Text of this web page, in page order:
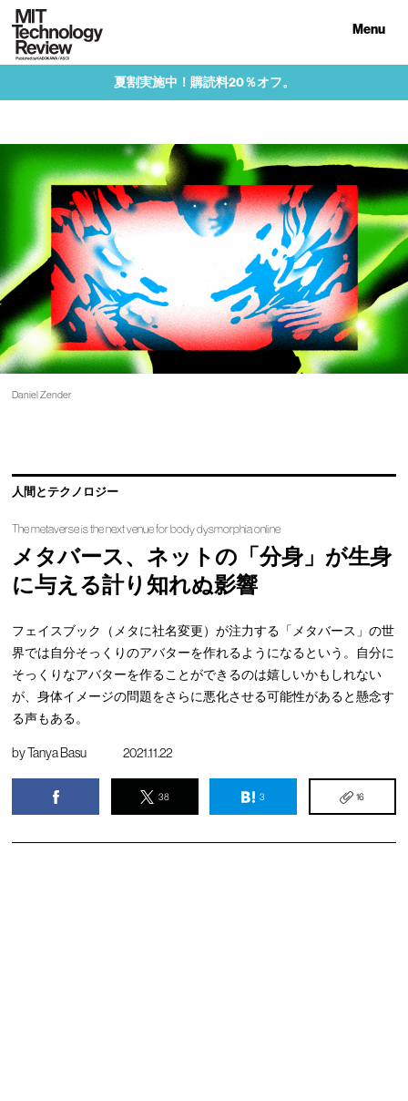
Menu
夏割実施中！購読料20％オフ。
Daniel Zender
人間とテクノロジー
The metaverse is the next venue for body dysmorphia online
メタバース、ネットの「分身」が生身
に与える計り知れぬ影響
フェイスブック（メタに社名変更）が注力する「メタバース」の世
界では自分そっくりのアバターを作れるようになるという。自分に
そっくりなアバターを作ることができるのは嬉しいかもしれない
が、身体イメージの問題をさらに悪化させる可能性があると懸念す
る声もある。
byTanya Basu 2021.11.22
38 3 16